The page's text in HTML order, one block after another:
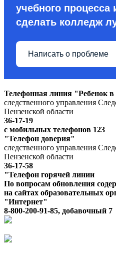
учебного процесса
сделать колледж
Написать о проблеме
Телефонная линия "Ребенок в
следственного управления
Пензенской области
36-17-19
с мобильных телефонов 123
"Телефон доверия"
следственного управления
Пензенской области
36-17-58
"Телефон горячей линии
По вопросам обновления
на сайтах образовательных
"Интернет"
8-800-200-91-85, добавочный 7